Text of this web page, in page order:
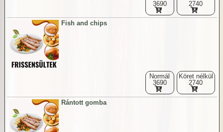
3690
2740
Fish and chips
Normál
3690
Köret nélkül
2740
Rántott gomba